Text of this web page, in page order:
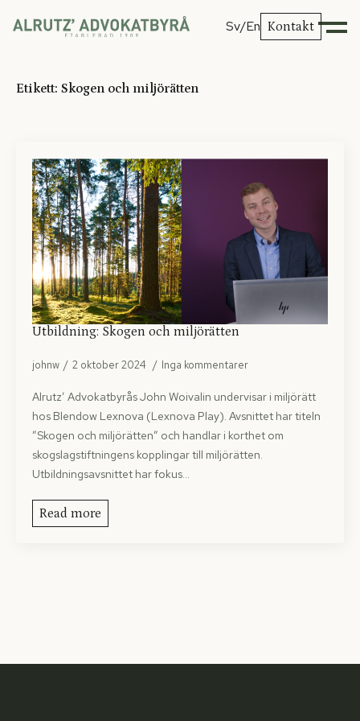
Sv/En Kontakt
Etikett: Skogen och miljörätten
Utbildning: Skogen och miljörätten
johnw 2 oktober 2024 Inga kommentarer
Alrutz’ Advokatbyrås John Woivalin undervisar i miljörätt
hos Blendow Lexnova (Lexnova Play). Avsnittet har titeln
”Skogen och miljörätten” och handlar i korthet om
skogslagstiftningens kopplingar till miljörätten.
Utbildningsavsnittet har fokus…
Read more